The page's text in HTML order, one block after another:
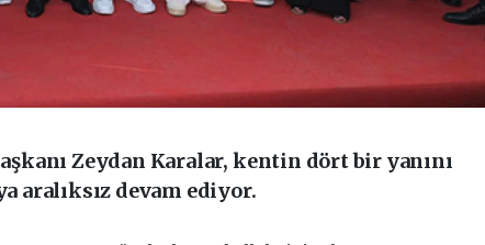
Zeydan Karalar, kentin dört bir yanını
aralıksız devam ediyor.